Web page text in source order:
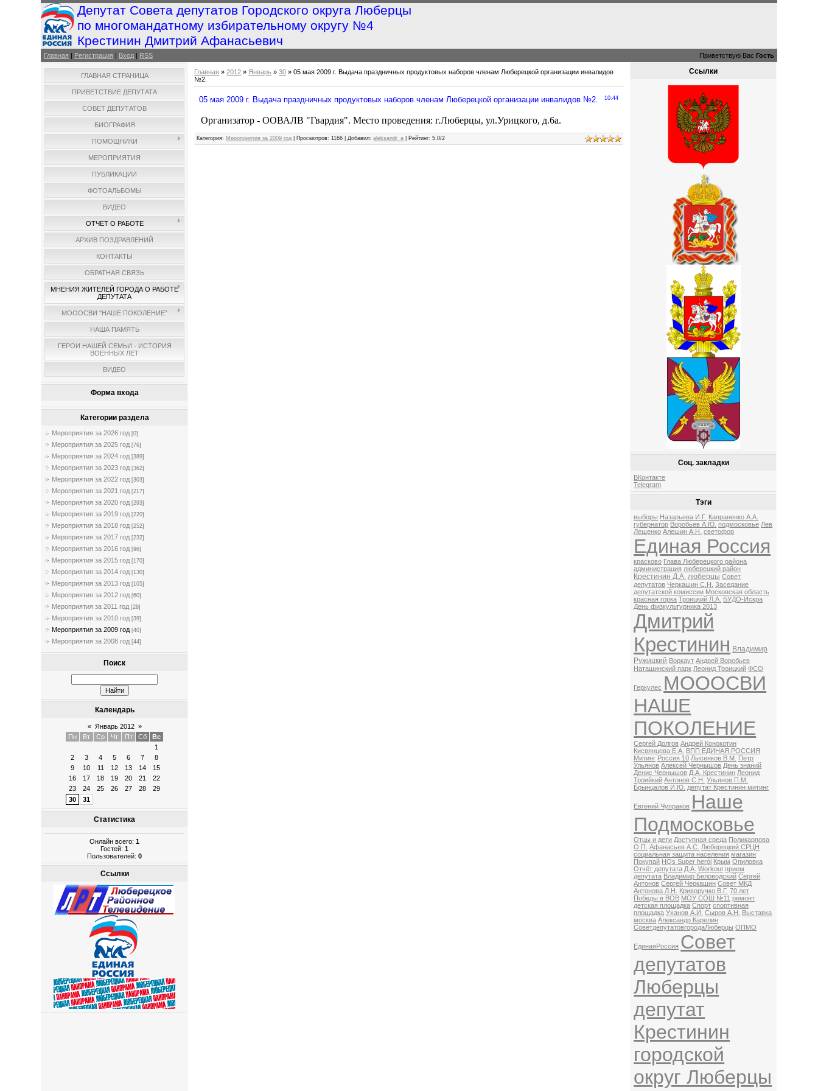
Депутат Совета депутатов Городского округа Люберцы
по многомандатному избирательному округу №4
Крестинин Дмитрий Афанасьевич
Главная | Регистрация | Вход | RSS Приветствую Вас Гость
ГЛАВНАЯ СТРАНИЦА
ПРИВЕТСТВИЕ ДЕПУТАТА
СОВЕТ ДЕПУТАТОВ
БИОГРАФИЯ
ПОМОЩНИКИ
МЕРОПРИЯТИЯ
ПУБЛИКАЦИИ
ФОТОАЛЬБОМЫ
ВИДЕО
ОТЧЕТ О РАБОТЕ
АРХИВ ПОЗДРАВЛЕНИЙ
КОНТАКТЫ
ОБРАТНАЯ СВЯЗЬ
МНЕНИЯ ЖИТЕЛЕЙ ГОРОДА О РАБОТЕ
ДЕПУТАТА
МОООСВИ "НАШЕ ПОКОЛЕНИЕ"
НАША ПАМЯТЬ
ГЕРОИ НАШЕЙ СЕМЬИ - ИСТОРИЯ
ВОЕННЫХ ЛЕТ
ВИДЕО
Форма входа
Категории раздела
Мероприятия за 2026 год [0]
Мероприятия за 2025 год [76]
Мероприятия за 2024 год [389]
Мероприятия за 2023 год [362]
Мероприятия за 2022 год [303]
Мероприятия за 2021 год [217]
Мероприятия за 2020 год [293]
Мероприятия за 2019 год [220]
Мероприятия за 2018 год [252]
Мероприятия за 2017 год [232]
Мероприятия за 2016 год [96]
Мероприятия за 2015 год [170]
Мероприятия за 2014 год [130]
Мероприятия за 2013 год [105]
Мероприятия за 2012 год [60]
Мероприятия за 2011 год [28]
Мероприятия за 2010 год [39]
Мероприятия за 2009 год [40]
Мероприятия за 2008 год [44]
Поиск
Календарь
« Январь 2012 »
Пн
Вт Ср Чт Пт Сб
Вс
1
2
3 4 5 6 7
8
9
10 11 12 13 14
15
16
17 18 19 20 21
22
23
24 25 26 27 28
29
30
31
Статистика
Онлайн всего:1
Гостей:1
Пользователей:0
Ссылки
Главная »2012 » Январь » 30 » 05 мая 2009 г. Выдача праздничных продуктовых наборов членам Люберецкой организации инвалидов
№2.
10:44
05 мая 2009 г. Выдача праздничных продуктовых наборов членам Люберецкой организации инвалидов №2.
Организатор - ООВАЛВ "Гвардия". Место проведения: г.Люберцы, ул.Урицкого, д.6а.
Категория: Мероприятия за 2009 год Просмотров: 1166 | Добавил:aleksandr_a Рейтинг:5.0/2
Ссылки
Соц. закладки
ВКонтакте
Telegram
Тэги
выборы Назарьева И.Г. Капраненко А.А.
губернатор Воробьев А.Ю. подмосковье Лев
Лещенко Алешин А.Н. светофор
Единая Россия
красково Глава Люберецкого района
администрация люберецкий район
Крестинин Д.А. люберцы Совет
депутатов Черкашин С.Н.
Заседание
депутатской комиссии Московская область
красная горка Троицкий Л.А. БУДО-Искра
День физкультурника 2013
Дмитрий
Крестинин Владимир
Ружицкий Воркаут Андрей Воробьев
Наташинский парк Леонид Троицкий ФСО
Геркулес МОООСВИ
НАШЕ
ПОКОЛЕНИЕ
Сергей Долгов Андрей Конокотин
Кисвянцева Е.А. ВПП ЕДИНАЯ РОССИЯ
Митинг Россия 10 Лысенков В.М. Петр
Ульянов Алексей Чернышов День знаний
Денис Чернышов Д.А. Крестинин Леонид
Троийкий Антонов С.Н.
Ульянов П.М.
Брынцалов И.Ю. депутат Крестинин митинг
Евгений Чупраков Наше
Подмосковье
Отцы и дети Доступная среда Поликарпова
О.П.
Афанасьев А.С. Люберецкий СРЦН
социальная защита населения магазин
Покупай HQs Super herói Крым Опиловка
Отчёт депутата Д.А. Workout прием
депутата Владимир Беловодский Сергей
Антонов Сергей Черкашин Совет МКД
Антонова Л.Н.
Криворучко В.Г. 70 лет
Победы в ВОВ МОУ СОШ №11 ремонт
детская площадка Спорт спортивная
площадка Уханов А.И. Сыров А.Н.
Выставка
москва Александр Карелин
СоветдепутатовгородаЛюберцы ОПМО
ЕдинаяРоссия Совет
депутатов
Люберцы
депутат
Крестинин
городской
округ Люберцы